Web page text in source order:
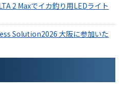
2 Maxでイカ釣り用LEDライト
Solution2026 大阪に参加いた